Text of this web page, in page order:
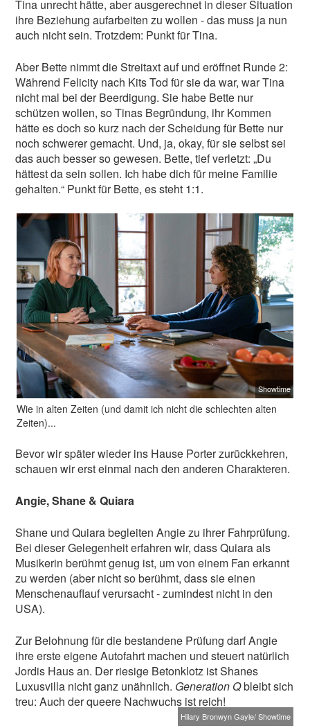
Tina unrecht hätte, aber ausgerechnet in dieser Situation
ihre Beziehung aufarbeiten zu wollen - das muss ja nun
auch nicht sein. Trotzdem: Punkt für Tina.
Aber Bette nimmt die Streitaxt auf und eröffnet Runde 2:
Während Felicity nach Kits Tod für sie da war, war Tina
nicht mal bei der Beerdigung. Sie habe Bette nur
schützen wollen, so Tinas Begründung, ihr Kommen
hätte es doch so kurz nach der Scheidung für Bette nur
noch schwerer gemacht. Und, ja, okay, für sie selbst sei
das auch besser so gewesen. Bette, tief verletzt: „Du
hättest da sein sollen. Ich habe dich für meine Familie
gehalten.“ Punkt für Bette, es steht 1:1.
Showtime
Wie in alten Zeiten (und damit ich nicht die schlechten alten
Zeiten)...
Bevor wir später wieder ins Hause Porter zurückkehren,
schauen wir erst einmal nach den anderen Charakteren.
Angie, Shane & Quiara
Shane und Quiara begleiten Angie zu ihrer Fahrprüfung.
Bei dieser Gelegenheit erfahren wir, dass Quiara als
Musikerin berühmt genug ist, um von einem Fan erkannt
zu werden (aber nicht so berühmt, dass sie einen
Menschenauflauf verursacht - zumindest nicht in den
USA).
Zur Belohnung für die bestandene Prüfung darf Angie
ihre erste eigene Autofahrt machen und steuert natürlich
Jordis Haus an. Der riesige Betonklotz ist Shanes
Luxusvilla nicht ganz unähnlich. Generation Qbleibt sich
treu: Auch der queere Nachwuchs ist reich!
Hilary Bronwyn Gayle/ Showtime